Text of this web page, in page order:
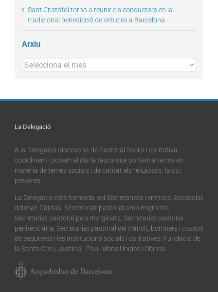
Sant Cristòfol torna a reunir els conductors en la
tradicional benedicció de vehicles a Barcelona
Arxiu
Arxius
La Delegació
A la Delegació diocesana de Pastoral Social i caritativa
coordinem i posem al dia la tasca que portem a terme en
matèria de temes socials i de caritat els religiosos, laics i
preveres.
La Delegació està formada pel Secretariats i entitats: Apostolat
del mar, Càritas, Secretariat pastoral amb migrants,
Secretariat pastoral pels marginats, Secretariat pastoral
penitenciària, Secretariat pastoral del trànsit, bombers i cossos
de seguretat i les Institucions socials i caritatives: Fundació de
la Santa Creu, Justícia i Pau, Mans Unides i Obinso.